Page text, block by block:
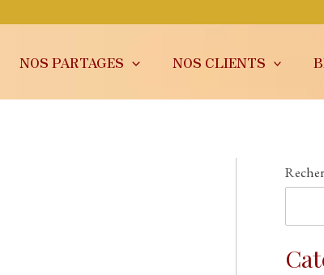
NOS PARTAGES NOS CLIENTS